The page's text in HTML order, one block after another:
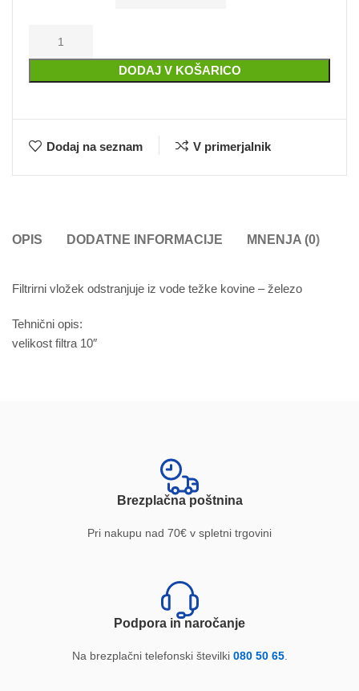
DODAJ V KOŠARICO
Dodaj na seznam V primerjalnik
OPIS DODATNE INFORMACIJE MNENJA (0)
Filtrirni vložek odstranjuje iz vode težke kovine – železo
Tehnični opis:
velikost filtra 10″
Brezplačna poštnina
Pri nakupu nad 70€ v spletni trgovini
Podpora in naročanje
Na brezplačni telefonski številki 080 50 65.